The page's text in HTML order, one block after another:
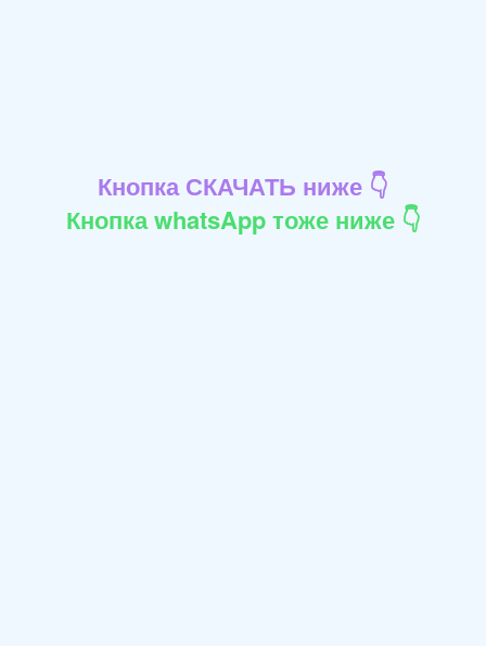
Кнопка СКАЧАТЬ ниже 👇
Кнопка whatsApp тоже ниже 👇